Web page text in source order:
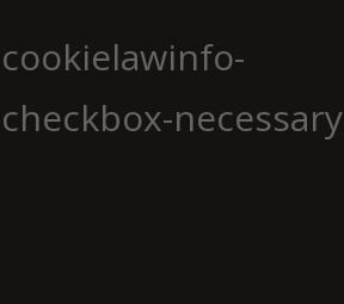
cookielawinfo-
checkbox-necessary